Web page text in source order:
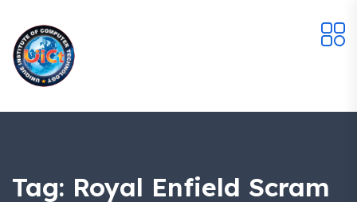
Tag: Royal Enfield Scram